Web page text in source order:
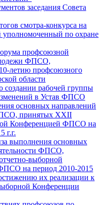
заседания Совета
смотра-конкурса на
по охране
профсоюзной
ФПСО,
летию профсоюзного
области
создании рабочей группы
в Устав ФПСО
основных направлений
принятых XXII
Конференцией ФПСО на
г.г.
выполнения основных
ФПСО,
выборной
на период 2010-2015
их реализации к
Конференции